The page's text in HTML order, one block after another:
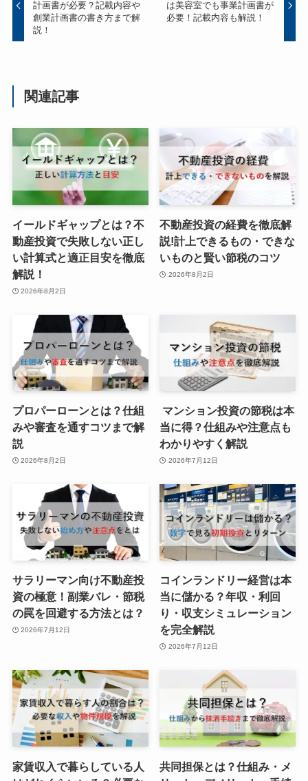
計画書が必要？記載内容や
創業計画書の書き方まで解
説！
は美容室でも事業計画書が
必要！記載内容も解説！
関連記事
イールドギャップとは？不
動産投資で失敗しない正し
い計算式と適正目安を徹底
解説！
2026年8月2日
不動産投資の経費を徹底解
説!計上できるもの・できな
いものと賢い節税のコツ
2026年8月2日
プロパーローンとは？仕組
みや審査を通すコツまで解
説
2026年8月2日
マンション投資の節税は本
当に得？仕組みや注意点も
わかりやすく解説
2026年7月12日
サラリーマン向け不動産投
資の極意！副業バレ・節税
の罠を回避する方法とは？
2026年7月12日
コインランドリー経営は本
当に儲かる？年収・利回
り・収支シミュレーション
を完全解説
2026年7月12日
家賃収入で暮らしている人
共同担保とは？仕組み・メ